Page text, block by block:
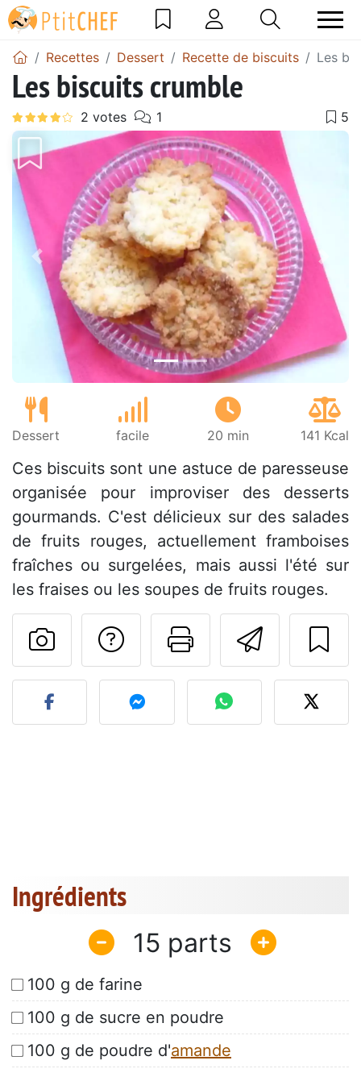
Recettes Dessert Recette de biscuits Les
Les biscuits crumble
Précédent
Dessert facile 20 min 141 Kcal
Ces biscuits sont une astuce de paresseuse
organisée pour improviser des desserts
gourmands. C'est délicieux sur des salades
de fruits rouges, actuellement framboises
fraîches ou surgelées, mais aussi l'été sur
les fraises ou les soupes de fruits rouges.
Imprimer
Poser une
Publier votre photo de
Ingrédients
15
100 g de farine
100 g de sucre en poudre
100 g de poudre d'amande